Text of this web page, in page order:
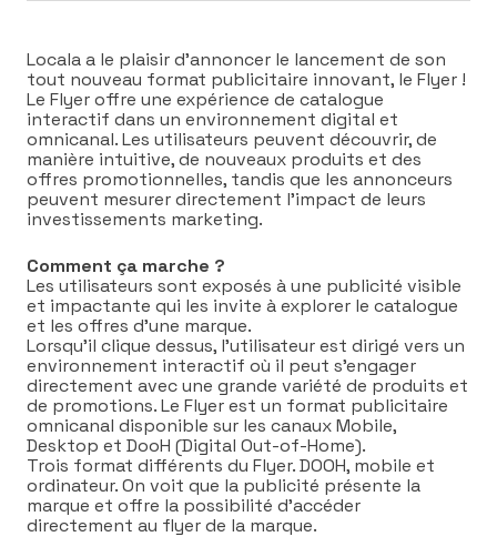
Locala a le plaisir d’annoncer le lancement de son
tout nouveau format publicitaire innovant, le Flyer !
Le Flyer offre une expérience de catalogue
interactif dans un environnement digital et
omnicanal. Les utilisateurs peuvent découvrir, de
manière intuitive, de nouveaux produits et des
offres promotionnelles, tandis que les annonceurs
peuvent mesurer directement l’impact de leurs
investissements marketing.
Comment ça marche ?
Les utilisateurs sont exposés à une publicité visible
et impactante qui les invite à explorer le catalogue
et les offres d’une marque.
Lorsqu’il clique dessus, l’utilisateur est dirigé vers un
environnement interactif où il peut s’engager
directement avec une grande variété de produits et
de promotions. Le Flyer est un format publicitaire
omnicanal disponible sur les canaux Mobile,
Desktop et DooH (Digital Out-of-Home).
Trois format différents du Flyer. DOOH, mobile et
ordinateur. On voit que la publicité présente la
marque et offre la possibilité d’accéder
directement au flyer de la marque.